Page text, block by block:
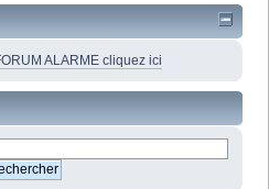
ALARME cliquez ici